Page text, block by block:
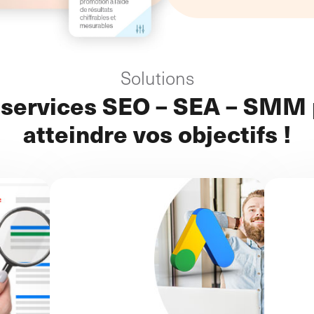
Solutions
SEO – SEA –
atteindre vos objectifs !